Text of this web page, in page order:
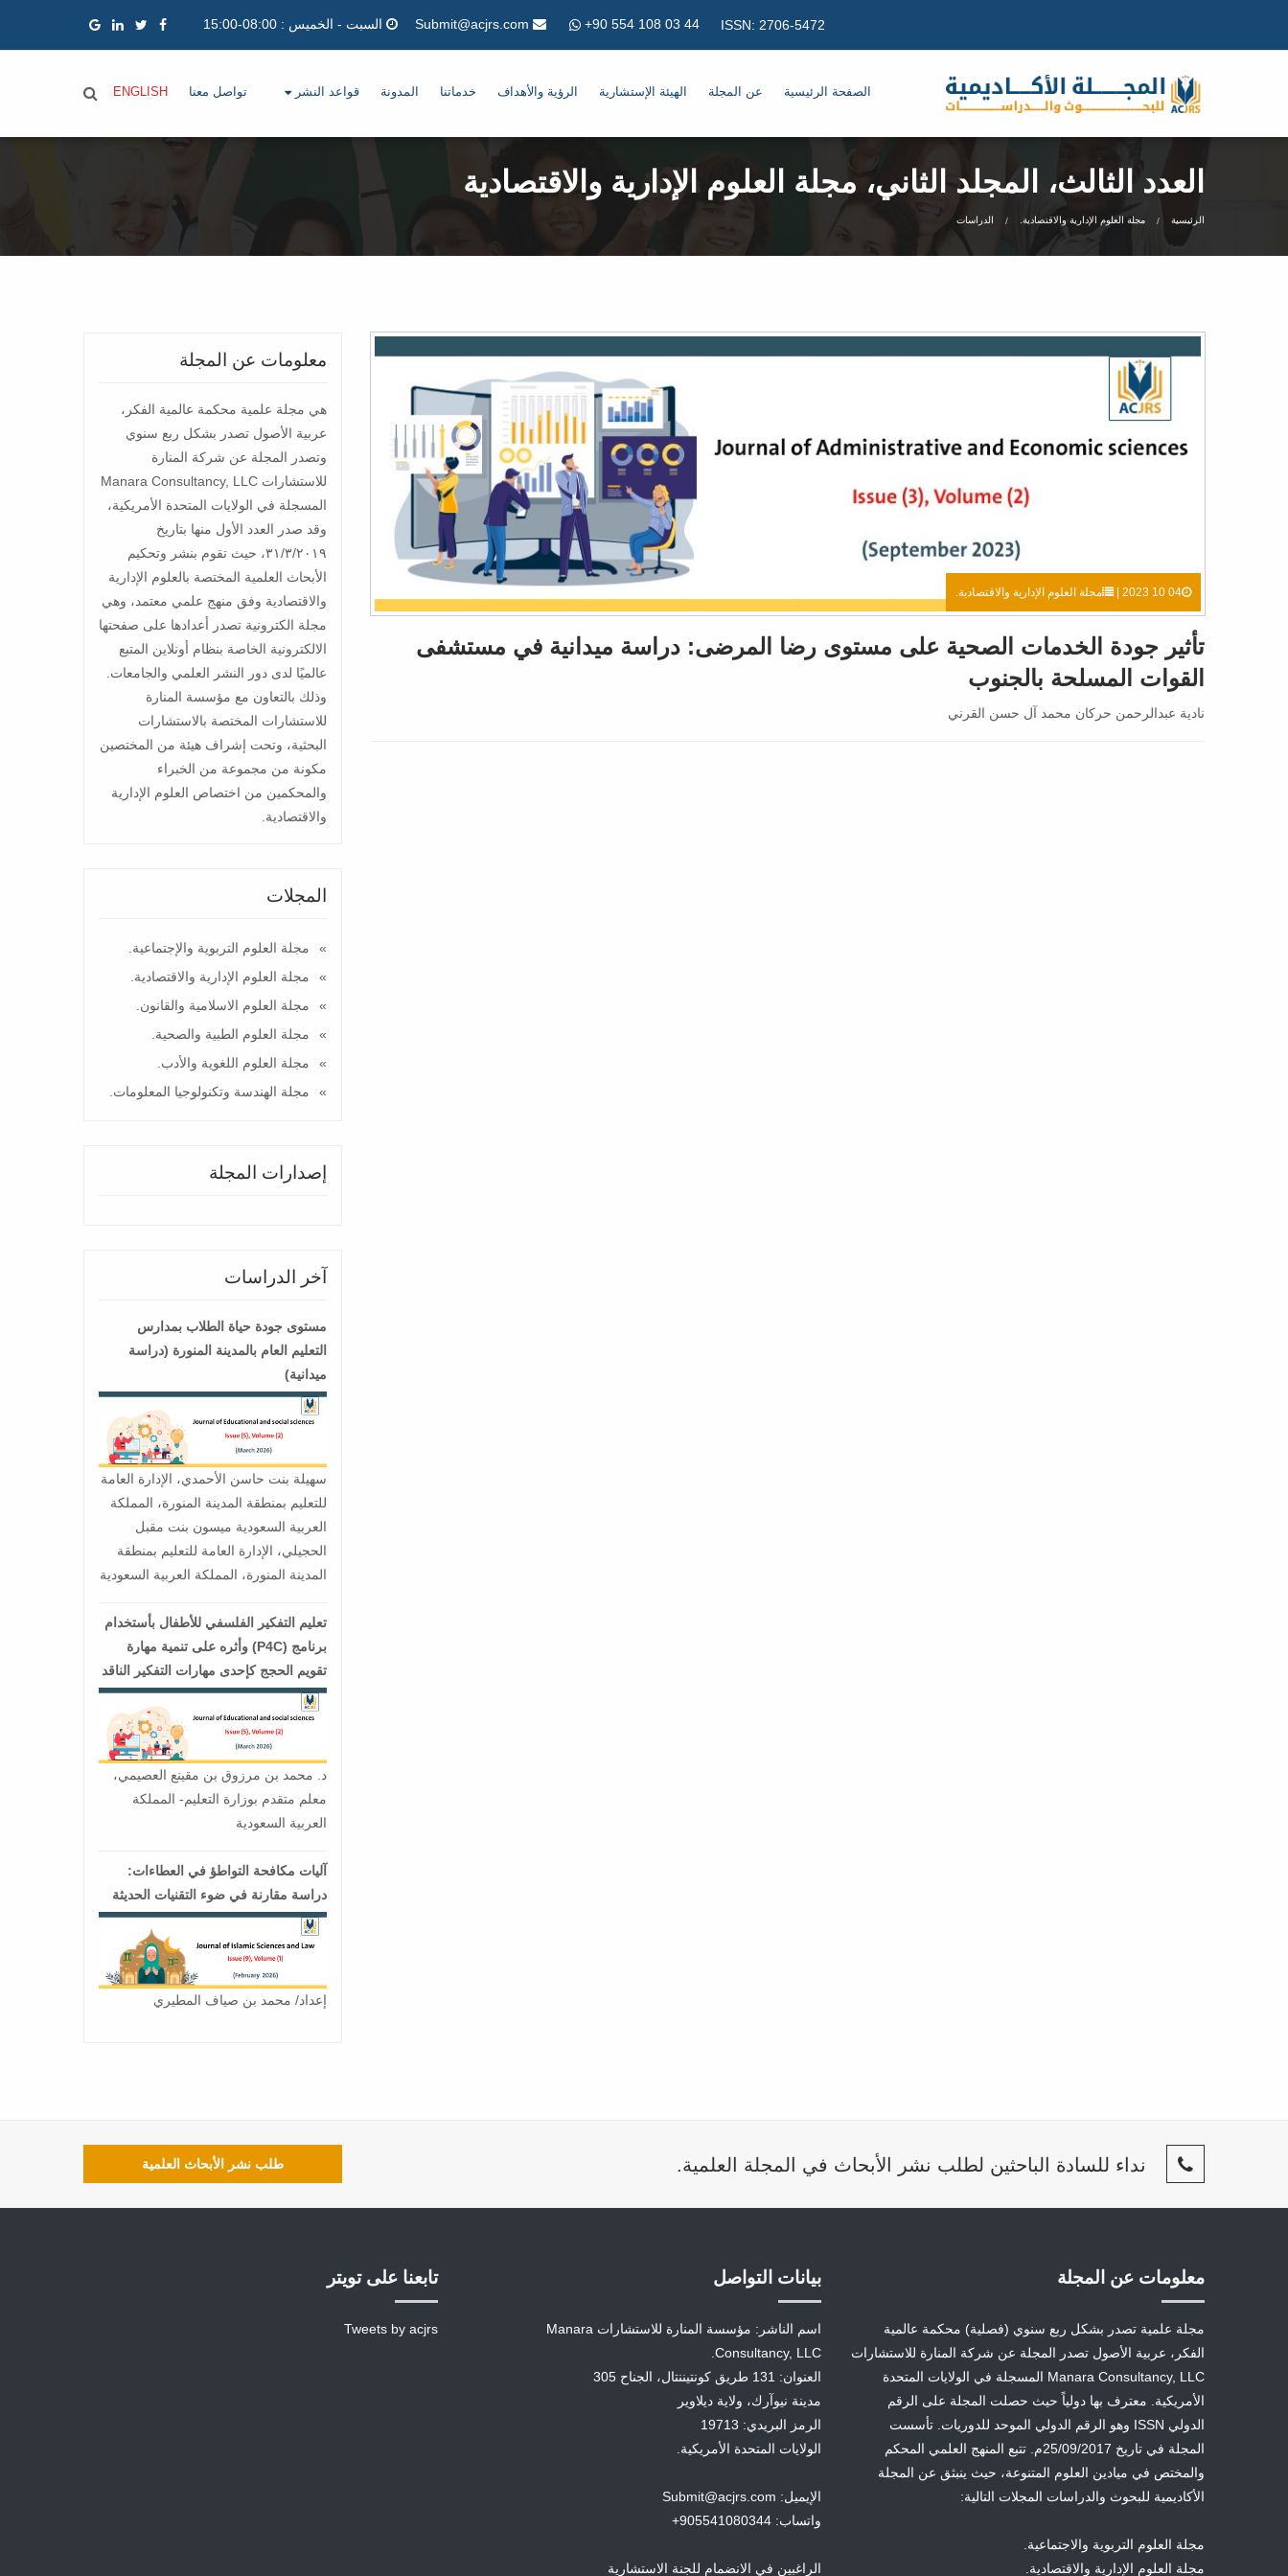
ISSN: 2706-5472
+90 554 108 03 44 السبت - الخميس : 08:00-15:00
الصفحة الرئيسية عن المجلة الهيئة الإستشارية الرؤية والأهداف خدماتنا المدونة قواعد النشر تواصل معنا ENGLISH
العدد الثالث، المجلد الثاني، مجلة العلوم الإدارية والاقتصادية
الرئيسية مجلة العلوم الإدارية والاقتصادية. الدراسات
04 10 2023 | مجلة العلوم الإدارية والاقتصادية.
تأثير جودة الخدمات الصحية على مستوى رضا المرضى: دراسة ميدانية في مستشفى
القوات المسلحة بالجنوب
نادية عبدالرحمن حركان محمد آل حسن القرني
معلومات عن المجلة
هي مجلة علمية محكمة عالمية الفكر،
عربية الأصول تصدر بشكل ربع سنوي
وتصدر المجلة عن شركة المنارة
للاستشارات Manara Consultancy, LLC
المسجلة في الولايات المتحدة الأمريكية،
وقد صدر العدد الأول منها بتاريخ
٣١/٣/٢٠١٩، حيث تقوم بنشر وتحكيم
الأبحاث العلمية المختصة بالعلوم الإدارية
والاقتصادية وفق منهج علمي معتمد، وهي
مجلة الكترونية تصدر أعدادها على صفحتها
الالكترونية الخاصة بنظام أونلاين المتبع
عالميًا لدى دور النشر العلمي والجامعات.
وذلك بالتعاون مع مؤسسة المنارة
للاستشارات المختصة بالاستشارات
البحثية، وتحت إشراف هيئة من المختصين
مكونة من مجموعة من الخبراء
والمحكمين من اختصاص العلوم الإدارية
والاقتصادية.
المجلات
مجلة العلوم التربوية والإجتماعية.
مجلة العلوم الإدارية والاقتصادية.
مجلة العلوم الاسلامية والقانون.
مجلة العلوم الطبية والصحية.
مجلة العلوم اللغوية والأدب.
مجلة الهندسة وتكنولوجيا المعلومات.
إصدارات المجلة
آخر الدراسات
مستوى جودة حياة الطلاب بمدارس
التعليم العام بالمدينة المنورة (دراسة
ميدانية)
سهيلة بنت حاسن الأحمدي، الإدارة العامة
للتعليم بمنطقة المدينة المنورة، المملكة
العربية السعودية ميسون بنت مقبل
الحجيلي، الإدارة العامة للتعليم بمنطقة
المدينة المنورة، المملكة العربية السعودية
تعليم التفكير الفلسفي للأطفال بأستخدام
برنامج (P4C) وأثره على تنمية مهارة
تقويم الحجج كإحدى مهارات التفكير الناقد
د. محمد بن مرزوق بن مقينع العصيمي،
معلم متقدم بوزارة التعليم- المملكة
العربية السعودية
آليات مكافحة التواطؤ في العطاءات:
دراسة مقارنة في ضوء التقنيات الحديثة
إعداد/ محمد بن صياف المطيري
نداء للسادة الباحثين لطلب نشر الأبحاث في المجلة العلمية. طلب نشر الأبحاث العلمية
معلومات عن المجلة
مجلة علمية تصدر بشكل ربع سنوي (فصلية) محكمة عالمية
الفكر، عربية الأصول تصدر المجلة عن شركة المنارة للاستشارات
Manara Consultancy, LLC المسجلة في الولايات المتحدة
الأمريكية. معترف بها دولياً حيث حصلت المجلة على الرقم
الدولي ISSN وهو الرقم الدولي الموحد للدوريات. تأسست
المجلة في تاريخ 25/09/2017م. تتبع المنهج العلمي المحكم
والمختص في ميادين العلوم المتنوعة، حيث ينبثق عن المجلة
الأكاديمية للبحوث والدراسات المجلات التالية:
مجلة العلوم التربوية والاجتماعية.
مجلة العلوم الإدارية والاقتصادية.
بيانات التواصل
اسم الناشر: مؤسسة المنارة للاستشارات Manara
Consultancy, LLC.
العنوان: 131 طريق كونتيننتال، الجناح 305
مدينة نيوآرك، ولاية ديلاوير
الرمز البريدي: 19713
الولايات المتحدة الأمريكية.
الإيميل: Submit@acjrs.com
واتساب: 905541080344+
الراغبين في الانضمام للجنة الاستشارية
تابعنا على تويتر
Tweets by acjrs